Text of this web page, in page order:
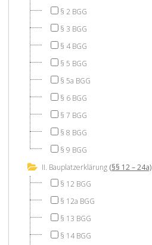
§ 2 BGG
§ 3 BGG
§ 4 BGG
§ 5 BGG
§ 5a BGG
§ 6 BGG
§ 7 BGG
§ 8 BGG
§ 9 BGG
II. Bauplatzerklärung (§§ 12 – 24a)
§ 12 BGG
§ 12a BGG
§ 13 BGG
§ 14 BGG